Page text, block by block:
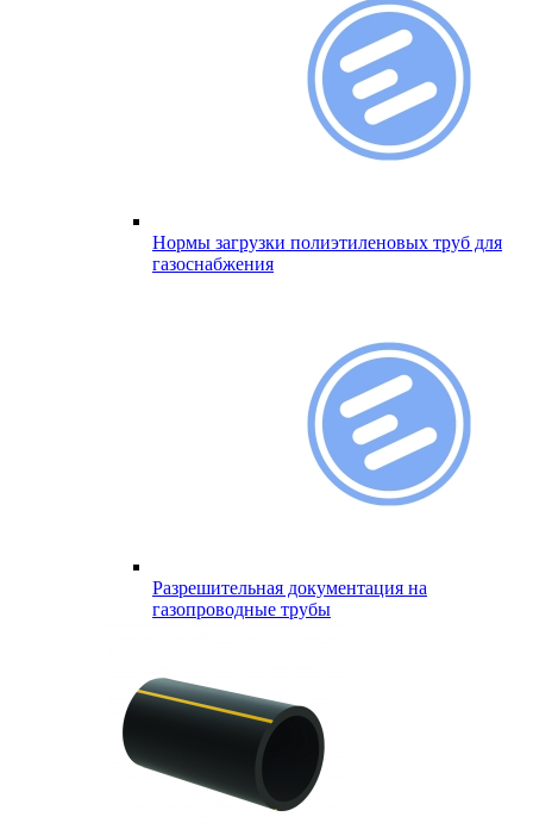
Нормы загрузки полиэтиленовых труб для
газоснабжения
Разрешительная документация на
газопроводные трубы